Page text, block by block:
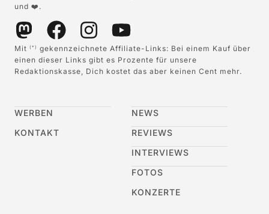
und ❤️.
Mit (*)
gekennzeichnete Affiliate-Links: Bei einem Kauf über
einen dieser Links gibt es Prozente für unsere
Redaktionskasse, Dich kostet das aber keinen Cent mehr.
WERBEN
KONTAKT
NEWS
REVIEWS
INTERVIEWS
FOTOS
KONZERTE